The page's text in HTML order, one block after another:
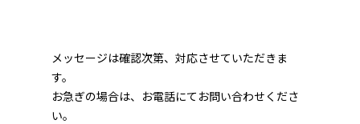
メッセージは確認次第、対応させていただきま
す。
お急ぎの場合は、お電話にてお問い合わせくださ
い。